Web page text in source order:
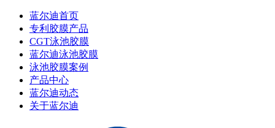
蓝尔迪首页
专利胶膜产品
CGT泳池胶膜
蓝尔迪泳池胶膜
泳池胶膜案例
产品中心
蓝尔迪动态
关于蓝尔迪